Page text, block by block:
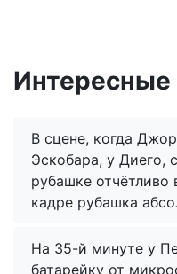
В сцене, когда
Эскобара, у
рубашке
кадре рубашка
На 35-й минуте у
батарейку от